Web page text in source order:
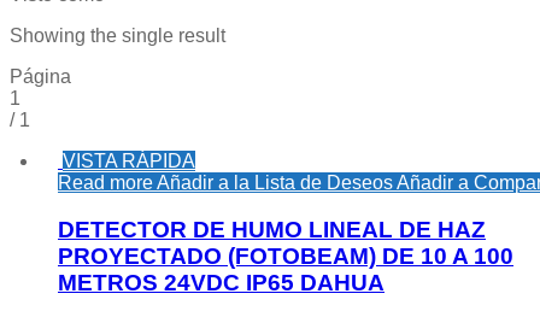
Showing the single result
Página
1
/ 1
VISTA RÁPIDA
Read moreAñadir a la Lista de DeseosAñadir a
DETECTOR DE HUMO LINEAL DE HAZ
PROYECTADO (FOTOBEAM) DE 10 A 100
METROS 24VDC IP65 DAHUA